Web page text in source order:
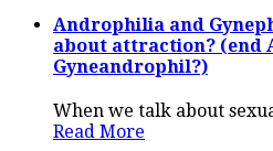
Androphilia and
about attraction? (end
Gyneandrophil?)
When we talk about
Read More